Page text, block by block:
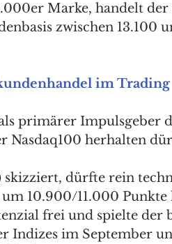
Marke, handelt der
zwischen 13.100
im Trading
primärer Impulsgeber
Nasdaq100 herhalten
dürfte rein
10.900/11.000 Punkte
frei und spielte der
Indizes im September